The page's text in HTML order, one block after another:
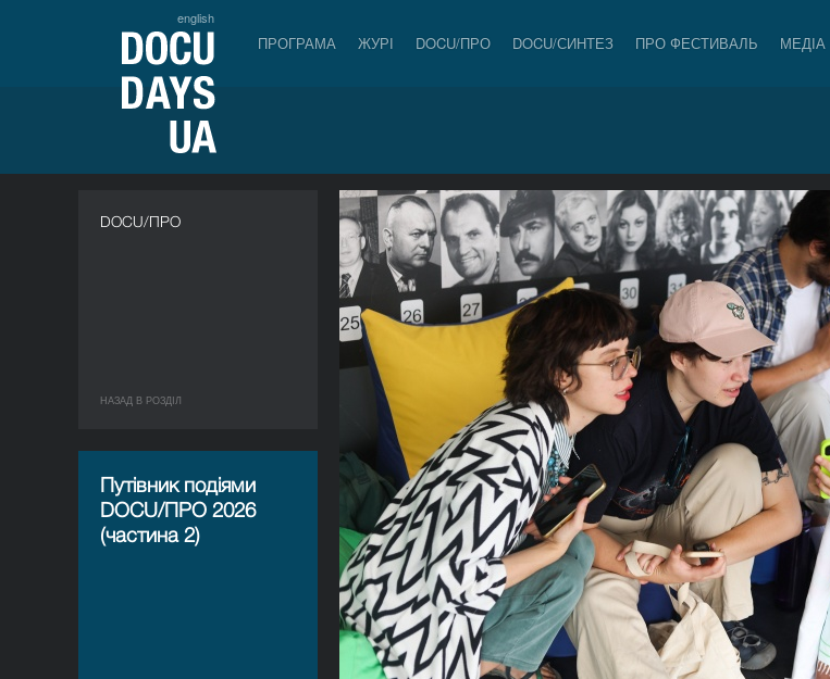
english
ПРОГРАМА ЖУРІ DOCU/ПРО DOCU/СИНТЕЗ ПРО ФЕСТИВАЛЬ МЕДІА
DOCU/ПРО
НАЗАД В РОЗДIЛ
Путівник подіями
DOCU/ПРО 2026
(частина 2)